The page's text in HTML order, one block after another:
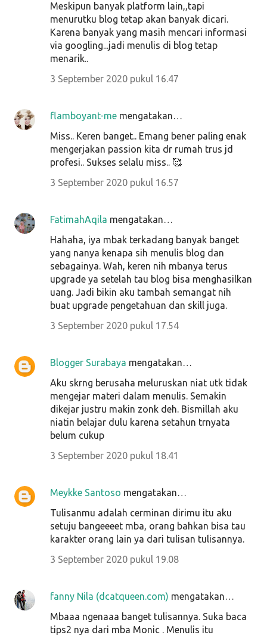
Meskipun banyak platform lain,,tapi
menurutku blog tetap akan banyak dicari.
Karena banyak yang masih mencari informasi
via googling...jadi menulis di blog tetap
menarik..
3 September 2020 pukul 16.47
flamboyant-me mengatakan…
Miss.. Keren banget.. Emang bener paling enak
mengerjakan passion kita dr rumah trus jd
profesi.. Sukses selalu miss.. 🥰
3 September 2020 pukul 16.57
FatimahAqila mengatakan…
Hahaha, iya mbak terkadang banyak banget
yang nanya kenapa sih menulis blog dan
sebagainya. Wah, keren nih mbanya terus
upgrade ya setelah tau blog bisa menghasilkan
uang. Jadi bikin aku tambah semangat nih
buat upgrade pengetahuan dan skill juga.
3 September 2020 pukul 17.54
Blogger Surabaya mengatakan…
Aku skrng berusaha meluruskan niat utk tidak
mengejar materi dalam menulis. Semakin
dikejar justru makin zonk deh. Bismillah aku
niatin belajar dulu karena setahun trnyata
belum cukup
3 September 2020 pukul 18.41
Meykke Santoso mengatakan…
Tulisanmu adalah cerminan dirimu itu aku
setuju bangeeeet mba, orang bahkan bisa tau
karakter orang lain ya dari tulisan tulisannya.
3 September 2020 pukul 19.08
fanny Nila (dcatqueen.com) mengatakan…
Mbaaa ngenaaa banget tulisannya. Suka baca
tips2 nya dari mba Monic . Menulis itu